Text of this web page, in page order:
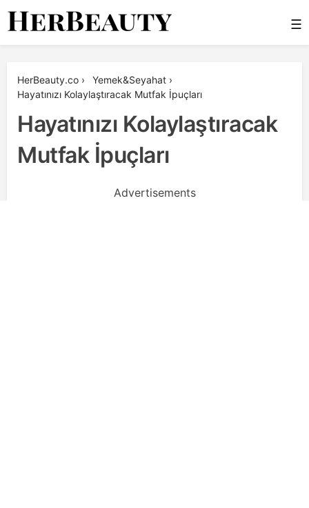
Skip
☰
HerBeauty.co › Yemek&Seyahat ›
Hayatınızı Kolaylaştıracak Mutfak İpuçları
Hayatınızı Kolaylaştıracak
Mutfak İpuçları
Advertisements